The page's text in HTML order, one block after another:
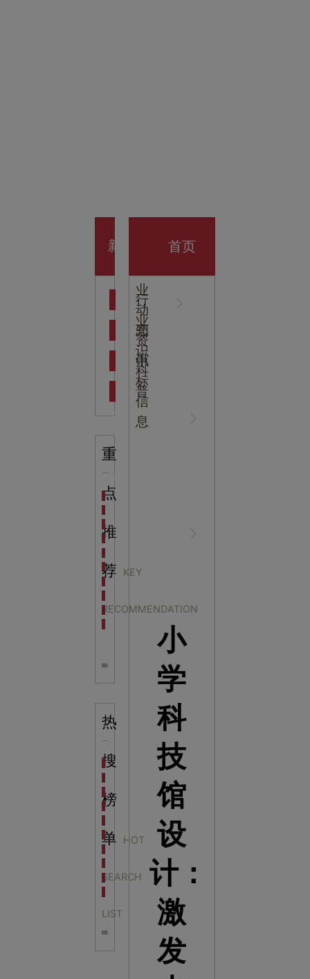
开业大
吉
新
心
NEWS
CENTER
业
动
态
行
业
资
讯
知
识
科
普
中
标
信
息
重
点
推
荐 KEY
RECOMMENDATION
海洋馆设计建设方案：展示内容和互动体验设计
非遗文化展厅设计要点：展厅布局策展技巧和创新元
航空航天科技馆设计思路：如何设计促进公众的兴趣
目前科技馆的展示内容主要包含哪些几个方面？
全息体验馆设计：打造身临其境的奇妙世界
热
搜
榜
单 HOT
SEARCH
LIST
科学梦成功中标公主岭市科技馆新馆项目
科学梦中标中国科学技术馆2022年中国流动科技馆
科学梦中标洛阳市科学技术馆展品采购项目
科学梦中标方城县科技馆展厅升级项目
科学梦中标濮阳县科技馆公共安全体验馆项目
科学梦集团中标广西大学海洋科教馆项目
科学梦集团中标淮师附小科技长廊展项目
科学梦集团中标洪泽湖治理保护展示馆项目
首页
小
学
科
技
馆
设
计：
激
发